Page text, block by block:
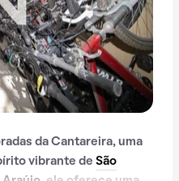
da Cantareira, uma
vibrante de São